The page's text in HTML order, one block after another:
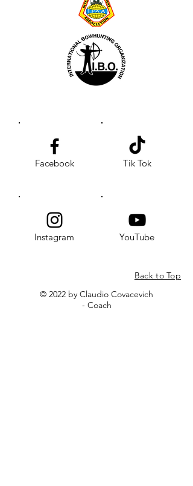
Facebook Tik Tok
Instagram YouTube
Back to Top
© 2022 by Claudio Covacevich
- Coach